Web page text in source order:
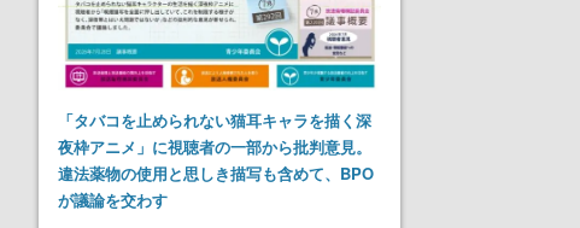
「タバコを止められない猫耳キャラを描く深
夜枠アニメ」に視聴者の一部から批判意見。
違法薬物の使用と思しき描写も含めて、BPO
が議論を交わす